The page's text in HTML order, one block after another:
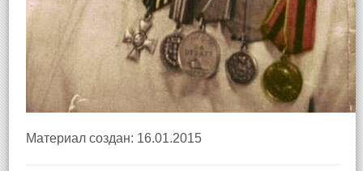
Материал создан: 16.01.2015